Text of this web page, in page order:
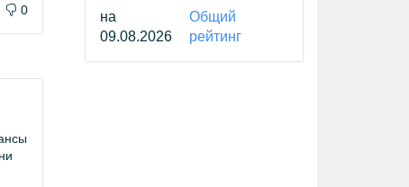
0
на
09.08.2026
Общий
рейтинг